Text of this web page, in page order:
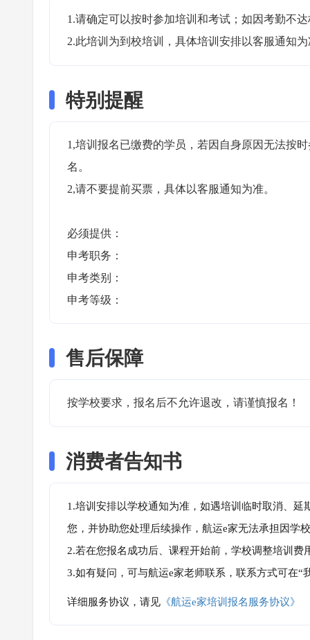
1.请确定可以按时参加培训和考试；如因考勤不
2.此培训为到校培训，具体培训安排以客服通知
特别提醒
1,培训报名已缴费的学员，若因自身原因无法按
名。
2,请不要提前买票，具体以客服通知为准。
必须提供：
申考职务：
申考类别：
申考等级：
售后保障
按学校要求，报名后不允许退改，请谨慎报名！
消费者告知书
1.培训安排以学校通知为准，如遇培训临时取消、
您，并协助您处理后续操作，航运e家无法承担因学
2.若在您报名成功后、课程开始前，学校调整培训
3.如有疑问，可与航运e家老师联系，联系方式可在
详细服务协议，请见 《航运e家培训报名服务协议》